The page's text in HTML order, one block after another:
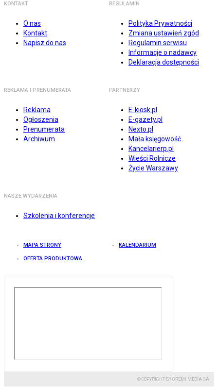
KONTAKT
O nas
Kontakt
Napisz do nas
REGULAMIN
Polityka Prywatności
Zmiana ustawień zgód
Regulamin serwisu
Informacje o nadawcy
Deklaracja dostępności
REKLAMA I PRENUMERATA
Reklama
Ogłoszenia
Prenumerata
Archiwum
PARTNERZY
E-kiosk.pl
E-gazety.pl
Nexto.pl
Mała księgowość
Kancelarierp.pl
Wieści Rolnicze
Życie Warszawy
NASZE WYDARZENIA
Szkolenia i konferencje
MAPA STRONY KALENDARIUM
OFERTA PRODUKTOWA
© COPYRIGHT BY GREMI MEDIA SA